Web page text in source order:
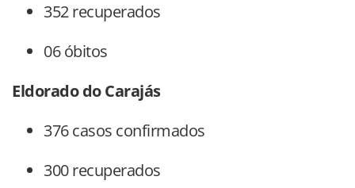
352 recuperados
06 óbitos
Eldorado do Carajás
376 casos confirmados
300 recuperados